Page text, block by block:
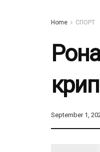
Home СПОРТ
September 1,